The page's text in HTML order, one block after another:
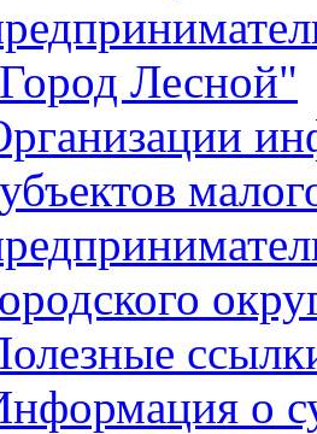
Лесной"
о